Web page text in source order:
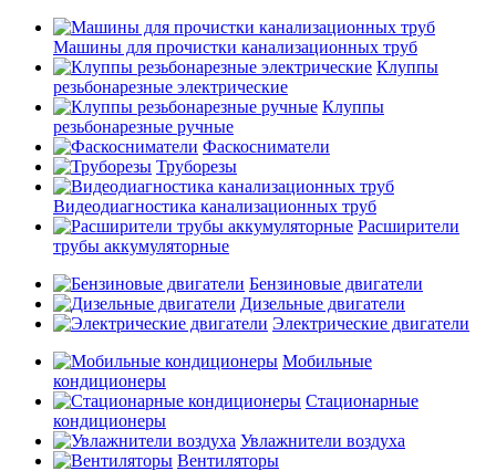
Машины для прочистки канализационных труб
Клуппы
резьбонарезные электрические
Клуппы
резьбонарезные ручные
Фаскосниматели
Труборезы
Видеодиагностика канализационных труб
Расширители
трубы аккумуляторные
Бензиновые двигатели
Дизельные двигатели
Электрические двигатели
Мобильные
кондиционеры
Стационарные
кондиционеры
Увлажнители воздуха
Вентиляторы